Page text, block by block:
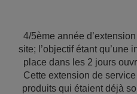
4/5ème année
site; l’objectif étant qu’une
place dans les 2 jours
Cette extension de
produits qui étaient déjà